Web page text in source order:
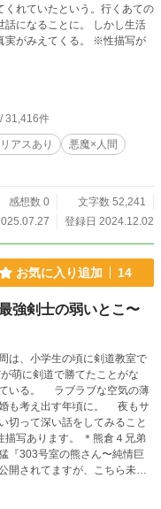
くれていたという。行くあての
話になることに。 しかし生活
てくる。 ※性描写が
31,416件
アスあり
悪魔×人間
感想数 0
文字数 52,241
登録日 2024.12.02
お気に入り追加 14
強剣士の弱いとこ〜
は、小学生の頃に剣道教室で
な空気の薄
え出す年頃に。 夜もサ
切って深い話をしてみること
『303号室の熊さん〜純情巨
開されてますが、こちら未読